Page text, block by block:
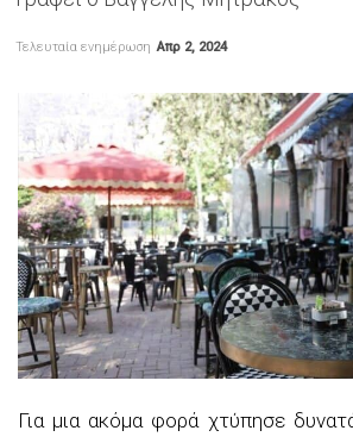
Τελευταία ενημέρωση Απρ 2, 2024
Για μια ακόμα φορά χτύπησε